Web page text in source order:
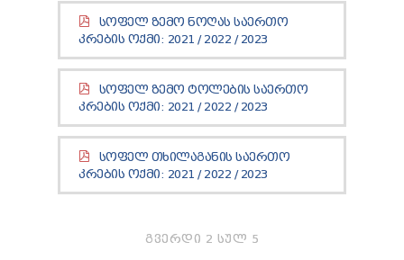
ᲞᲠᲔᲖᲘᲓᲔᲜᲢᲘᲡᲗᲕᲘᲡ ᲓᲐ
ᲞᲐᲠᲚᲐᲛᲔᲜᲢᲘᲡᲗᲕᲘᲡ ᲬᲐᲠᲡᲐᲓᲒᲔᲜᲘ ᲐᲜᲒᲐᲠᲘᲨᲘ
ᲡᲐᲯᲐᲠᲝ ᲘᲜᲤᲝᲠᲛᲐᲪᲘᲘᲡ ᲛᲝᲗᲮᲝᲕᲜᲐ
ᲞᲔᲠᲡᲝᲜᲐᲚᲣᲠ ᲛᲝᲜᲐᲪᲔᲛᲗᲐ ᲓᲐᲪᲕᲘᲡ
ᲡᲐᲛᲐᲠᲗᲚᲔᲑᲠᲘᲕᲘ ᲒᲐᲓᲐᲬᲧᲕᲔᲢᲘᲚᲔᲑᲔᲑᲘ
ᲒᲐᲡᲐᲩᲘᲕᲠᲔᲑᲘᲡ ᲬᲔᲡᲔᲑᲘ
ᲡᲝᲤᲔᲚ ᲖᲔᲛᲝ ᲜᲝᲦᲐᲡ ᲡᲐᲔᲠᲗᲝ
ᲙᲠᲔᲑᲘᲡ ᲝᲥᲛᲘ: 2021 /2022 /2023
ᲡᲝᲤᲔᲚ ᲖᲔᲛᲝ ᲢᲝᲚᲔᲑᲘᲡ ᲡᲐᲔᲠᲗᲝ
ᲙᲠᲔᲑᲘᲡ ᲝᲥᲛᲘ: 2021 /2022 /2023
ᲡᲝᲤᲔᲚ ᲗᲮᲘᲚᲐᲒᲐᲜᲘᲡ ᲡᲐᲔᲠᲗᲝ
ᲙᲠᲔᲑᲘᲡ ᲝᲥᲛᲘ: 2021 /2022 /2023
ᲒᲕᲔᲠᲓᲘ 2 ᲡᲣᲚ 5